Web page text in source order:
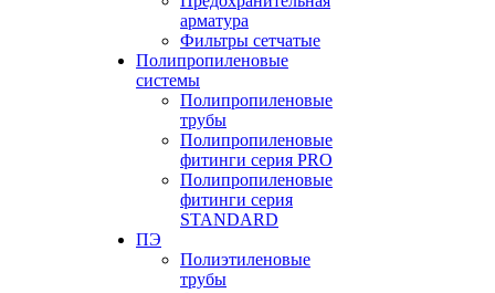
арматура
Фильтры сетчатые
Полипропиленовые
системы
Полипропиленовые
трубы
Полипропиленовые
фитинги серия PRO
Полипропиленовые
фитинги серия
STANDARD
ПЭ
Полиэтиленовые
трубы